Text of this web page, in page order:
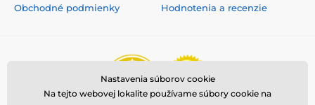
Obchodné podmienky
Hodnotenia a recenzie
Nastavenia súborov cookie
Na tejto webovej lokalite používame súbory cookie na